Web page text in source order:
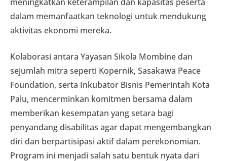
dalam memanfaatkan teknologi untuk mendukung
aktivitas ekonomi mereka.
Kolaborasi antara Yayasan Sikola Mombine dan
sejumlah mitra seperti Kopernik, Sasakawa Peace
Foundation, serta Inkubator Bisnis Pemerintah Kota
Palu, mencerminkan komitmen bersama dalam
memberikan kesempatan yang setara bagi
penyandang disabilitas agar dapat mengembangkan
diri dan berpartisipasi aktif dalam perekonomian.
Program ini menjadi salah satu bentuk nyata dari